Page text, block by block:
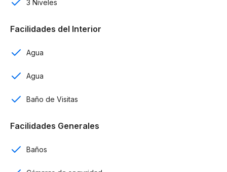
Cocina caliente
2 salas
Comedor
Patio
Cámaras de vigilancia
3 Niveles
Facilidades del Interior
Agua
Agua
Baño de Visitas
Facilidades Generales
Baños